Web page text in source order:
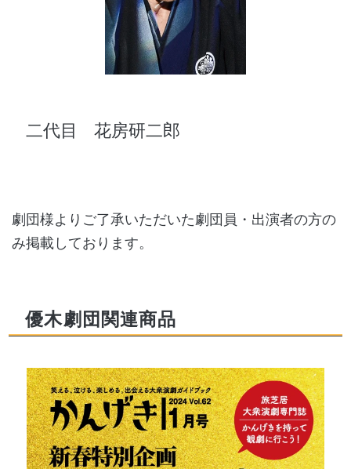
二代目 花房研二郎
劇団様よりご了承いただいた劇団員・出演者の方の
み掲載しております。
優木劇団関連商品